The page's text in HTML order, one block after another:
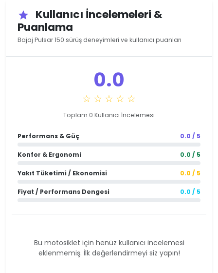
star
Kullanıcı İncelemeleri &
Puanlama
Bajaj Pulsar 150 sürüş deneyimleri ve kullanıcı puanları
0.0
☆ ☆ ☆ ☆ ☆
Toplam 0 Kullanıcı İncelemesi
Performans & Güç 0.0 / 5
Konfor & Ergonomi 0.0 / 5
Yakıt Tüketimi / Ekonomisi 0.0 / 5
Fiyat / Performans Dengesi 0.0 / 5
Bu motosiklet için henüz kullanıcı incelemesi
eklenmemiş. İlk değerlendirmeyi siz yapın!